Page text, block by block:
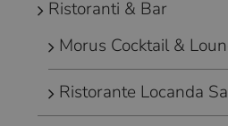
Ristoranti & Bar
Morus Cocktail &
Ristorante Locanda